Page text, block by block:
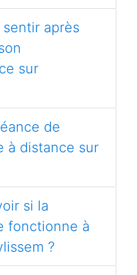
après
sur
de
à distance sur
si la
fonctionne à
?